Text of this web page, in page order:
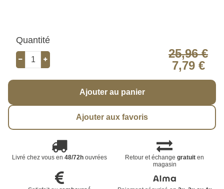
Quantité
25,96 €
7,79 €
Ajouter au panier
Ajouter aux favoris
Livré chez vous en 48/72houvrées Retour et échangegratuit en
magasin